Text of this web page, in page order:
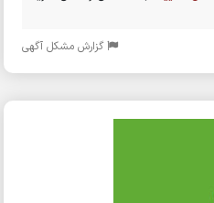
گزارش مشکل آگهی